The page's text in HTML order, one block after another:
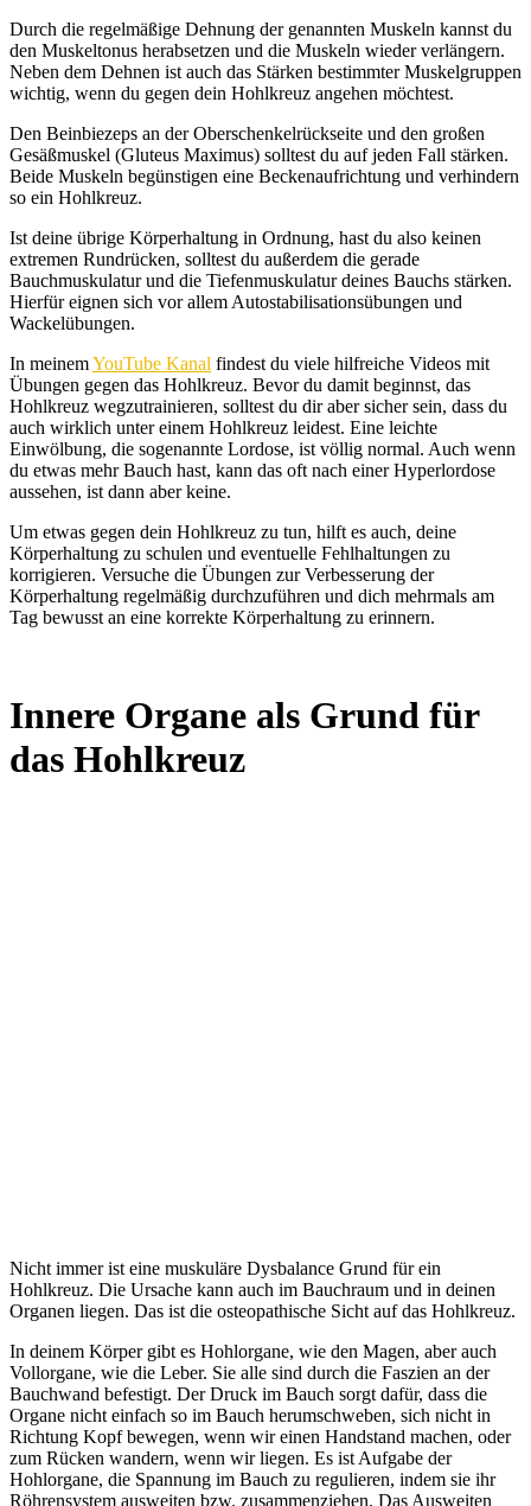
Durch die regelmäßige Dehnung der genannten Muskeln kannst du
den Muskeltonus herabsetzen und die Muskeln wieder verlängern.
Neben dem Dehnen ist auch das Stärken bestimmter Muskelgruppen
wichtig, wenn du gegen dein Hohlkreuz angehen möchtest.
Den Beinbiezeps an der Oberschenkelrückseite und den großen
Gesäßmuskel (Gluteus Maximus) solltest du auf jeden Fall stärken.
Beide Muskeln begünstigen eine Beckenaufrichtung und verhindern
so ein Hohlkreuz.
Ist deine übrige Körperhaltung in Ordnung, hast du also keinen
extremen Rundrücken, solltest du außerdem die gerade
Bauchmuskulatur und die Tiefenmuskulatur deines Bauchs stärken.
Hierfür eignen sich vor allem Autostabilisationsübungen und
Wackelübungen.
In meinemYouTube Kanal findest du viele hilfreiche Videos mit
Übungen gegen das Hohlkreuz. Bevor du damit beginnst, das
Hohlkreuz wegzutrainieren, solltest du dir aber sicher sein, dass du
auch wirklich unter einem Hohlkreuz leidest. Eine leichte
Einwölbung, die sogenannte Lordose, ist völlig normal. Auch wenn
du etwas mehr Bauch hast, kann das oft nach einer Hyperlordose
aussehen, ist dann aber keine.
Um etwas gegen dein Hohlkreuz zu tun, hilft es auch, deine
Körperhaltung zu schulen und eventuelle Fehlhaltungen zu
korrigieren. Versuche die Übungen zur Verbesserung der
Körperhaltung regelmäßig durchzuführen und dich mehrmals am
Tag bewusst an eine korrekte Körperhaltung zu erinnern.
Innere Organe als Grund für
das Hohlkreuz
Nicht immer ist eine muskuläre Dysbalance Grund für ein
Hohlkreuz. Die Ursache kann auch im Bauchraum und in deinen
Organen liegen. Das ist die osteopathische Sicht auf das Hohlkreuz.
In deinem Körper gibt es Hohlorgane, wie den Magen, aber auch
Vollorgane, wie die Leber. Sie alle sind durch die Faszien an der
Bauchwand befestigt. Der Druck im Bauch sorgt dafür, dass die
Organe nicht einfach so im Bauch herumschweben, sich nicht in
Richtung Kopf bewegen, wenn wir einen Handstand machen, oder
zum Rücken wandern, wenn wir liegen. Es ist Aufgabe der
Hohlorgane, die Spannung im Bauch zu regulieren, indem sie ihr
Röhrensystem ausweiten bzw. zusammenziehen. Das Ausweiten